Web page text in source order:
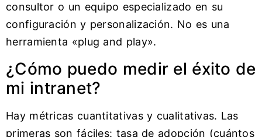
consultor o un equipo especializado en su
configuración y personalización. No es una
herramienta «plug and play».
¿Cómo puedo medir el éxito de
mi intranet?
Hay métricas cuantitativas y cualitativas. Las
primeras son fáciles: tasa de adopción (cuántos